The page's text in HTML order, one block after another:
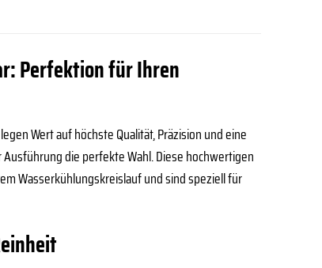
Perfektion für Ihren
Wert auf höchste Qualität, Präzision und eine
die perfekte Wahl. Diese hochwertigen
Wasserkühlungskreislauf und sind speziell für